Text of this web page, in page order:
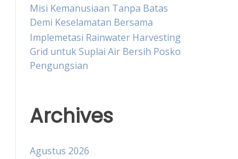
Misi Kemanusiaan Tanpa Batas
Demi Keselamatan Bersama
Implemetasi Rainwater Harvesting
Grid untuk Suplai Air Bersih Posko
Pengungsian
Archives
Agustus 2026